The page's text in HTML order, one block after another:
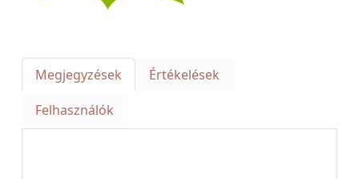
Megjegyzések
Értékelések
Felhasználók